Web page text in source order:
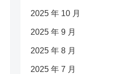
2025 年 10 月
2025 年 9 月
2025 年 8 月
2025 年 7 月